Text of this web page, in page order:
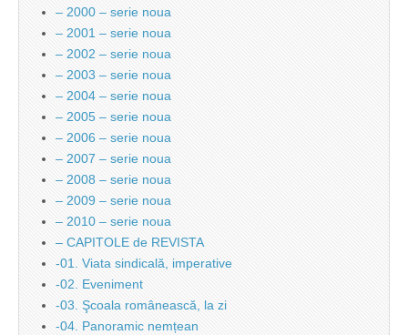
– 2000 – serie noua
– 2001 – serie noua
– 2002 – serie noua
– 2003 – serie noua
– 2004 – serie noua
– 2005 – serie noua
– 2006 – serie noua
– 2007 – serie noua
– 2008 – serie noua
– 2009 – serie noua
– 2010 – serie noua
– CAPITOLE de REVISTA
-01. Viata sindicală, imperative
-02. Eveniment
-03. Şcoala românească, la zi
-04. Panoramic nemțean